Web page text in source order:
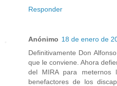
Responder
Anónimo 18 de enero de
Definitivamente Don
que le conviene. Ahora
del MIRA para
benefactores de los